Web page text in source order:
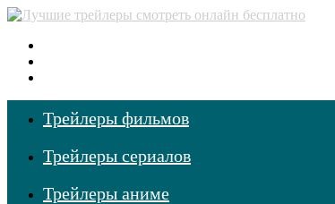
Трейлеры фильмов
Трейлеры сериалов
Трейлеры аниме